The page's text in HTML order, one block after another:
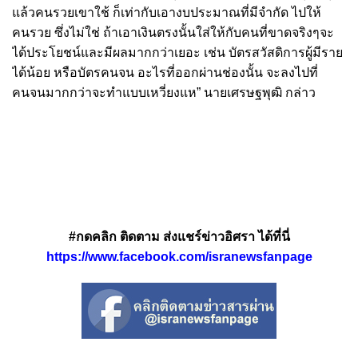
แล้วคนรวยเขาใช้ ก็เท่ากับเอางบประมาณที่มีจำกัด ไปให้
คนรวย ซึ่งไม่ใช่ ถ้าเอาเงินตรงนั้นใส่ให้กับคนที่ขาดจริงๆจะ
ได้ประโยชน์และมีผลมากกว่าเยอะ เช่น บัตรสวัสดิการผู้มีราย
ได้น้อย หรือบัตรคนจน อะไรที่ออกผ่านช่องนั้น จะลงไปที่
คนจนมากกว่าจะทำแบบเหวี่ยงแห” นายเศรษฐพุฒิ กล่าว
#กดคลิก ติดตาม ส่งแชร์ข่าวอิศรา ได้ที่นี่
https://www.facebook.com/isranewsfanpage